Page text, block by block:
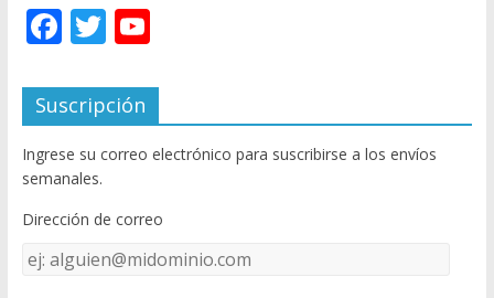
F
ac
e
b
o
o
k
T
w
itt
er
Y
u
T
u
e
C
Suscripción
Ingrese su correo electrónico para suscribirse a los envíos
semanales.
Dirección de correo
Dirección
de